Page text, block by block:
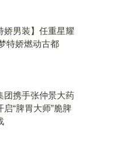
娇男装】任重星耀
特娇燃动古都
团携手张仲景大药
启“脾胃大师”脆脾